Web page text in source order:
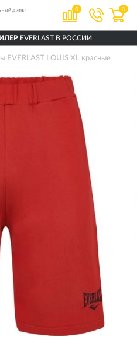
0 0
EVERLAST В РОССИИ
EVERLAST LOUIS XL красные